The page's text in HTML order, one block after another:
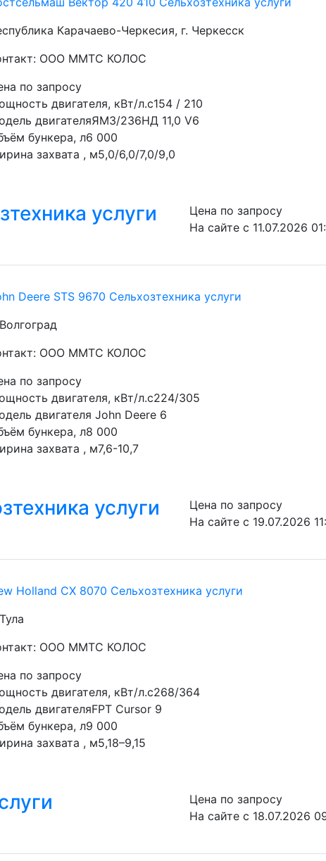
Карачаево-Черкесия, г. Черкесск
ООО ММТС КОЛОС
по запросу
двигателя, кВт/л.с154 / 210
двигателяЯМЗ/236НД 11,0 V6
бункера, л6 000
захвата , м5,0/6,0/7,0/9,0
услуги
Цена по запросу
На сайте с 11.07.2026
Deere STS 9670 Сельхозтехника услуги
ООО ММТС КОЛОС
по запросу
двигателя, кВт/л.с224/305
двигателя John Deere 6
бункера, л8 000
захвата , м7,6-10,7
услуги
Цена по запросу
На сайте с 19.07.2026
Holland CX 8070 Сельхозтехника услуги
ООО ММТС КОЛОС
по запросу
двигателя, кВт/л.с268/364
двигателяFPT Cursor 9
бункера, л9 000
захвата , м5,18–9,15
Цена по запросу
На сайте с 18.07.2026